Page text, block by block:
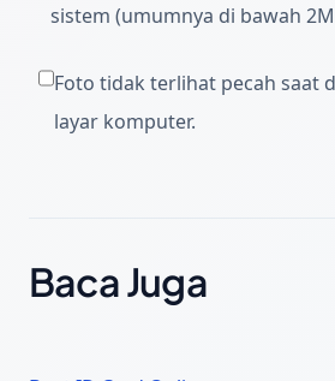
sistem (umumnya di bawah
Foto tidak terlihat pecah saat
layar komputer.
Baca Juga